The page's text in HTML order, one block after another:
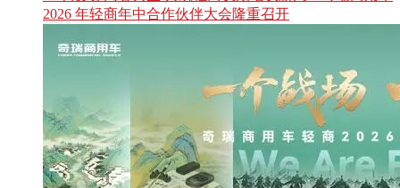
2026 年轻商年中合作伙伴大会隆重召开